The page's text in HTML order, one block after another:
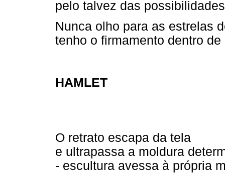
pelo talvez das possibilidades
Nunca olho para as estrelas
tenho o firmamento dentro de
HAMLET
O retrato escapa da tela
e ultrapassa a moldura
- escultura avessa à própria